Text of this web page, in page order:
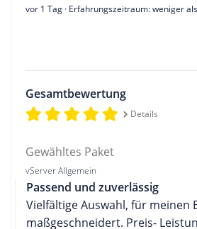
vor 1 Tag · Erfahrungszeitraum: weniger
Gesamtbewertung
Details
Gewähltes Paket
vServer Allgemein
Passend und zuverlässig
Vielfältige Auswahl, für meinen
maßgeschneidert. Preis-